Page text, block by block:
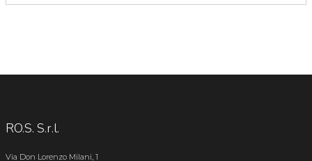
RO.S. S.r.l.
Via Don Lorenzo Milani, 1